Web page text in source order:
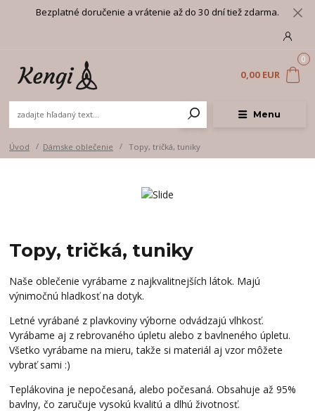
Bezplatné doručenie a vrátenie až do 30 dní tiež zdarma.
Menu
0
0,00 EUR
Úvod Dámske oblečenie Topy, tričká, tuniky
Topy, tričká, tuniky
Naše oblečenie vyrábame z najkvalitnejších látok. Majú
výnimočnú hladkosť na dotyk.
Letné vyrábané z plavkoviny výborne odvádzajú vlhkosť.
Vyrábame aj z rebrovaného úpletu alebo z bavlneného úpletu.
Všetko vyrábame na mieru, takže si materiál aj vzor môžete
vybrať sami :)
Teplákovina je nepočesaná, alebo počesaná. Obsahuje až 95%
bavlny, čo zaručuje vysokú kvalitú a dlhú životnosť.